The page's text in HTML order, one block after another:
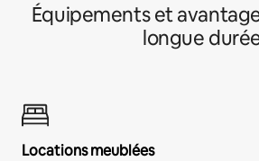
Équipements et
longue
Locations meublées